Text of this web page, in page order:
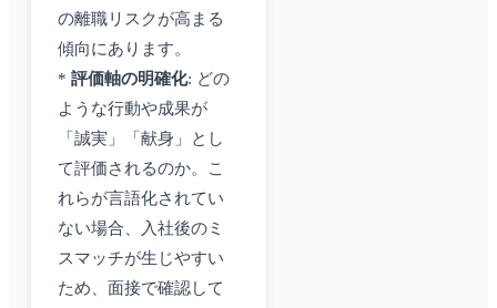
の離職リスクが高まる
傾向にあります。
* 評価軸の明確化: どの
ような行動や成果が
「誠実」「献身」とし
て評価されるのか。こ
れらが言語化されてい
ない場合、入社後のミ
スマッチが生じやすい
ため、面接で確認して